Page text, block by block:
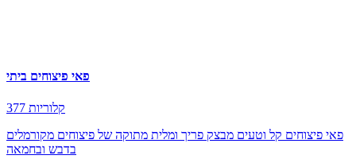
פאי פיצוחים ביתי
377 קלוריות
פאי פיצוחים קל וטעים מבצק פריך ומלית מתוקה של פיצוחים מקורמלים
בדבש ובחמאה